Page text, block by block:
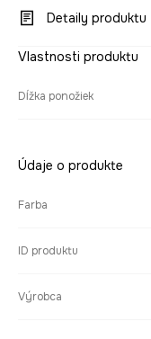
Detaily produktu
Vlastnosti produktu
Dĺžka ponožiek
Údaje o produkte
Farba
ID produktu
Výrobca